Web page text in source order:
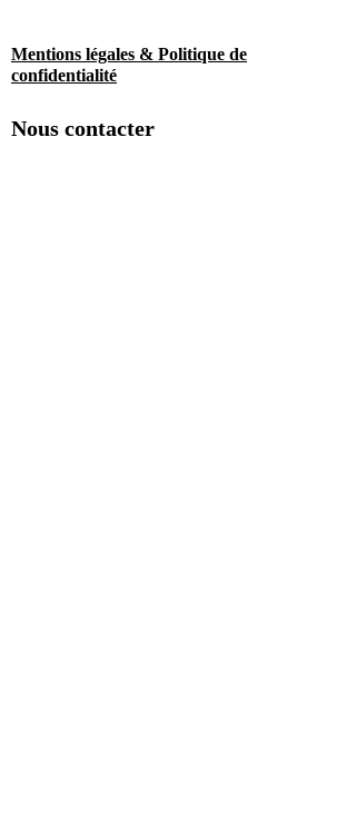
Mentions légales & Politique de
confidentialité
Nous contacter